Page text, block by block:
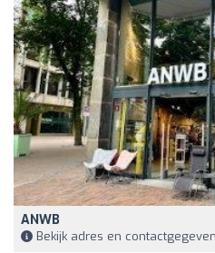
ANWB
Bekijk adres en